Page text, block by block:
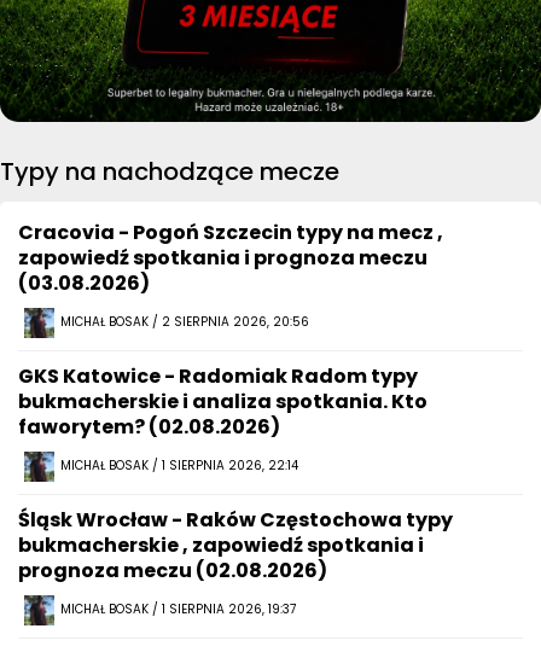
Typy na nachodzące mecze
Cracovia - Pogoń Szczecin typy na mecz ,
zapowiedź spotkania i prognoza meczu
(03.08.2026)
MICHAŁ BOSAK / 2 SIERPNIA 2026, 20:56
GKS Katowice - Radomiak Radom typy
bukmacherskie i analiza spotkania. Kto
faworytem? (02.08.2026)
MICHAŁ BOSAK / 1 SIERPNIA 2026, 22:14
Śląsk Wrocław - Raków Częstochowa typy
bukmacherskie , zapowiedź spotkania i
prognoza meczu (02.08.2026)
MICHAŁ BOSAK / 1 SIERPNIA 2026, 19:37